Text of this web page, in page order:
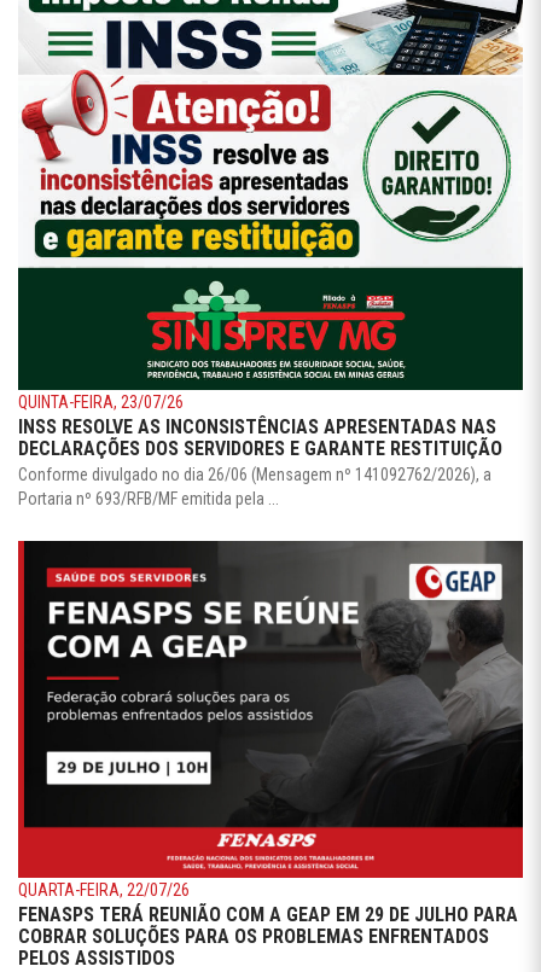
QUINTA-FEIRA, 23/07/26
INSS RESOLVE AS INCONSISTÊNCIAS APRESENTADAS NAS
DECLARAÇÕES DOS SERVIDORES E GARANTE RESTITUIÇÃO
Conforme divulgado no dia 26/06 (Mensagem nº 141092762/2026), a
Portaria nº 693/RFB/MF emitida pela ...
QUARTA-FEIRA, 22/07/26
FENASPS TERÁ REUNIÃO COM A GEAP EM 29 DE JULHO PARA
COBRAR SOLUÇÕES PARA OS PROBLEMAS ENFRENTADOS
PELOS ASSISTIDOS